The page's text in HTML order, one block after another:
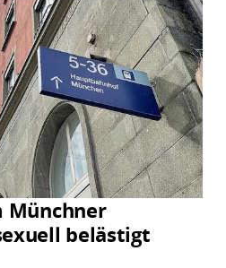
Münchner
belästigt